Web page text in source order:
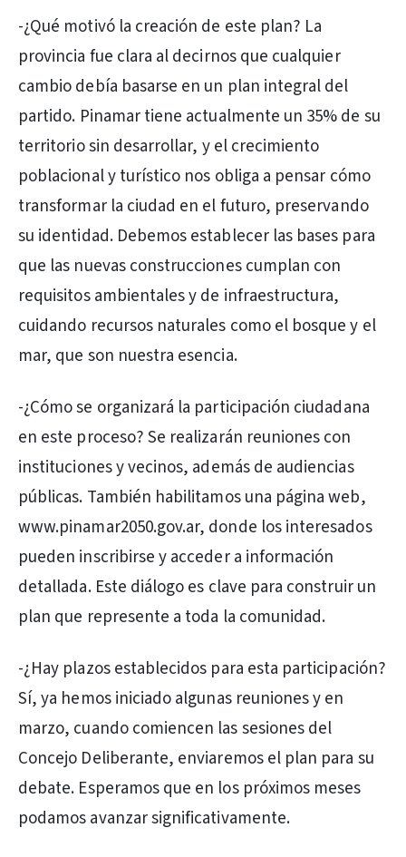
-¿Qué motivó la creación de este plan? La
provincia fue clara al decirnos que cualquier
cambio debía basarse en un plan integral del
partido. Pinamar tiene actualmente un 35% de su
territorio sin desarrollar, y el crecimiento
poblacional y turístico nos obliga a pensar cómo
transformar la ciudad en el futuro, preservando
su identidad. Debemos establecer las bases para
que las nuevas construcciones cumplan con
requisitos ambientales y de infraestructura,
cuidando recursos naturales como el bosque y el
mar, que son nuestra esencia.
-¿Cómo se organizará la participación ciudadana
en este proceso? Se realizarán reuniones con
instituciones y vecinos, además de audiencias
públicas. También habilitamos una página web,
www.pinamar2050.gov.ar, donde los interesados
pueden inscribirse y acceder a información
detallada. Este diálogo es clave para construir un
plan que represente a toda la comunidad.
-¿Hay plazos establecidos para esta participación?
Sí, ya hemos iniciado algunas reuniones y en
marzo, cuando comiencen las sesiones del
Concejo Deliberante, enviaremos el plan para su
debate. Esperamos que en los próximos meses
podamos avanzar significativamente.